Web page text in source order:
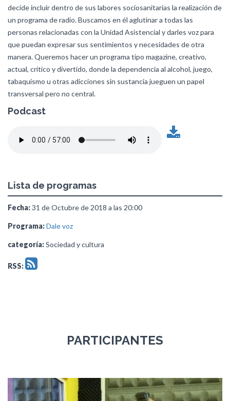
decide incluir dentro de sus labores sociosanitarias la realización de
un programa de radio. Buscamos en él aglutinar a todas las
personas relacionadas con la Unidad Asistencial y darles voz para
que puedan expresar sus sentimientos y necesidades de otra
manera. Queremos hacer un programa tipo magazine, creativo,
actual, crítico y divertido, donde la dependencia al alcohol, juego,
tabaquismo u otras adicciones sin sustancia jueguen un papel
transversal pero no central.
Podcast
Lista de programas
Fecha:31 de Octubre de 2018 a las 20:00
Programa:Dale voz
categoría:Sociedad y cultura
RSS:
PARTICIPANTES